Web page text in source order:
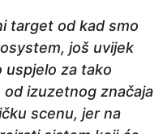
target od kad smo
još uvijek
uspjelo za tako
izuzetnog značaja
scenu, jer na